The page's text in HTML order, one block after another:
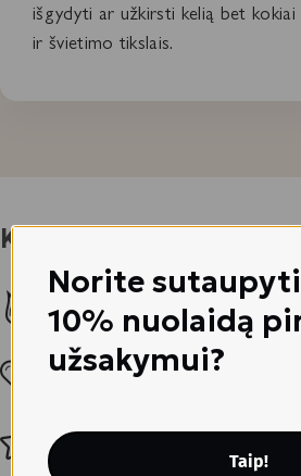
išgydyti ar užkirsti kelią bet kokiai
ir švietimo tikslais.
Klientų
Poveikį jaučia po pirmojo bandymo
9 iš 10 perka pakartotinai
9 iš 10 rekomenduoja kitiems
Norite
10% nuolaidą
užsakymui?
Taip!